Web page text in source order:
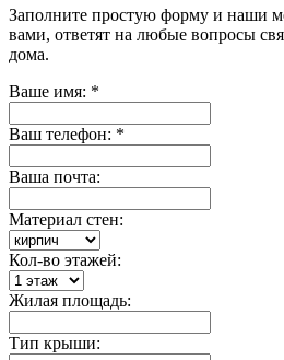
Заполните простую форму и наши
вами, ответят на любые вопросы
дома.
Ваше имя: *
Ваш телефон: *
Ваша почта:
Материал стен:
Кол-во этажей:
Жилая площадь:
Тип крыши: